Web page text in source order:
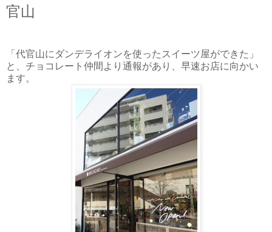
官山
「代官山にダンデライオンを使ったスイーツ屋ができた」
と、チョコレート仲間より通報があり、早速お店に向かい
ます。